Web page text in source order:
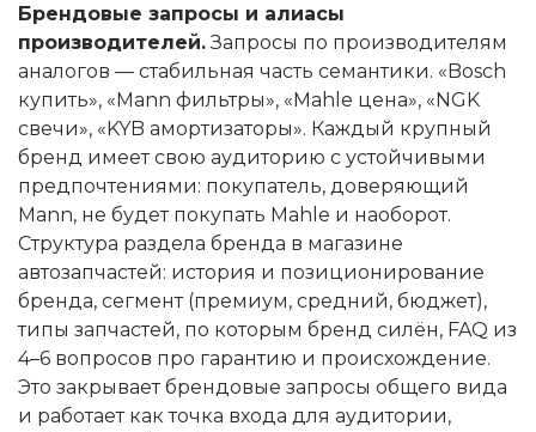
Брендовые запросы и алиасы
производителей.Запросы по производителям
аналогов — стабильная часть семантики. «Bosch
купить», «Mann фильтры», «Mahle цена», «NGK
свечи», «KYB амортизаторы». Каждый крупный
бренд имеет свою аудиторию с устойчивыми
предпочтениями: покупатель, доверяющий
Mann, не будет покупать Mahle и наоборот.
Структура раздела бренда в магазине
автозапчастей: история и позиционирование
бренда, сегмент (премиум, средний, бюджет),
типы запчастей, по которым бренд силён, FAQ из
4–6 вопросов про гарантию и происхождение.
Это закрывает брендовые запросы общего вида
и работает как точка входа для аудитории,